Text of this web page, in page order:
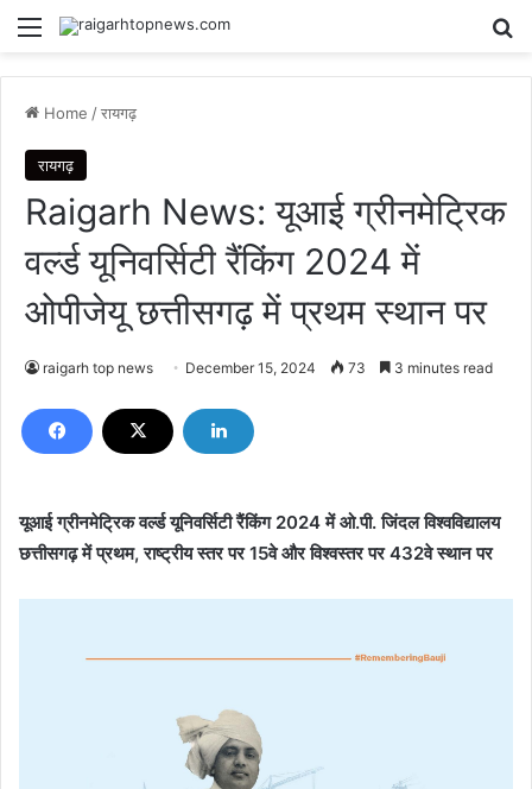
Menu
Home /रायगढ़
रायगढ़
Raigarh News: यूआई ग्रीनमेट्रिक
वर्ल्ड यूनिवर्सिटी रैंकिंग 2024 में
ओपीजेयू छत्तीसगढ़ में प्रथम स्थान पर
raigarh top news December 15, 2024 73 3 minutes read
यूआई ग्रीनमेट्रिक वर्ल्ड यूनिवर्सिटी रैंकिंग 2024 में ओ.पी. जिंदल विश्वविद्यालय
छत्तीसगढ़ में प्रथम, राष्ट्रीय स्तर पर 15वे और विश्वस्तर पर 432वे स्थान पर